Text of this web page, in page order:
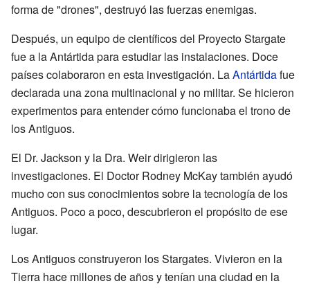
forma de "drones", destruyó las fuerzas enemigas.
Después, un equipo de científicos del Proyecto Stargate
fue a la Antártida para estudiar las instalaciones. Doce
países colaboraron en esta investigación. LaAntártidafue
declarada una zona multinacional y no militar. Se hicieron
experimentos para entender cómo funcionaba el trono de
los Antiguos.
El Dr. Jackson y la Dra. Weir dirigieron las
investigaciones. El Doctor Rodney McKay también ayudó
mucho con sus conocimientos sobre la tecnología de los
Antiguos. Poco a poco, descubrieron el propósito de ese
lugar.
Los Antiguos construyeron los Stargates. Vivieron en la
Tierra hace millones de años y tenían una ciudad en la